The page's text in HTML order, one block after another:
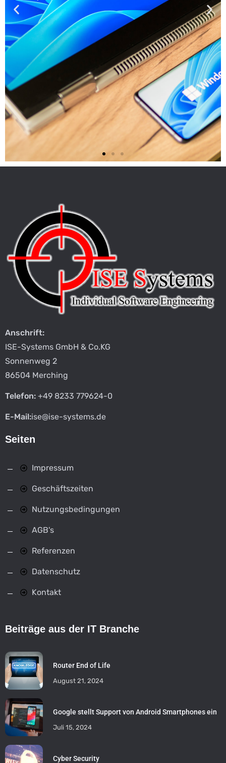
Anschrift:
ISE-Systems GmbH & Co.KG
Sonnenweg 2
86504 Merching
Telefon: +49 8233 779624-0
E-Mail:ise@ise-systems.de
Seiten
Impressum
Geschäftszeiten
Nutzungsbedingungen
AGB's
Referenzen
Datenschutz
Kontakt
Beiträge aus der IT Branche
Router End of Life
August 21, 2024
Google stellt Support von Android Smartphones ein
Juli 15, 2024
Cyber Security